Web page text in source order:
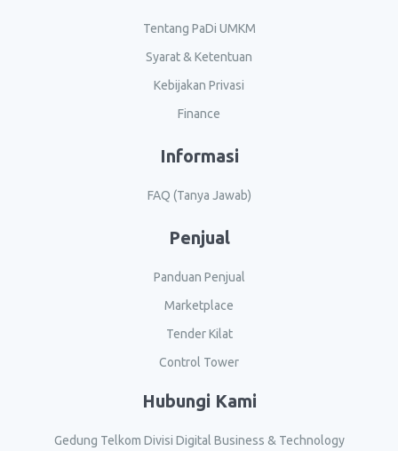
Tentang PaDi UMKM
Syarat & Ketentuan
Kebijakan Privasi
Finance
Informasi
FAQ (Tanya Jawab)
Penjual
Panduan Penjual
Marketplace
Tender Kilat
Control Tower
Hubungi Kami
Gedung Telkom Divisi Digital Business & Technology